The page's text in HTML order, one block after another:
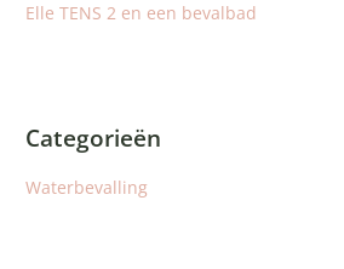
Elle TENS 2 en een bevalbad
Categorieën
Waterbevalling